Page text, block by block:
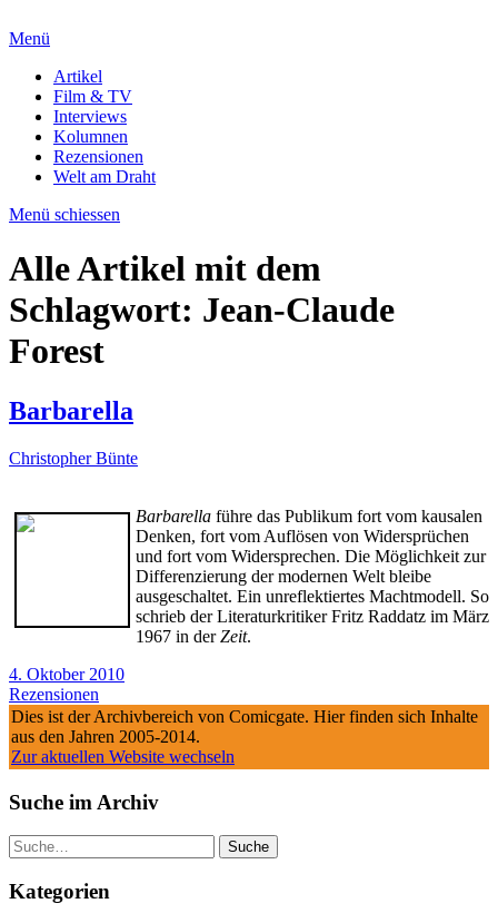
Menü
Artikel
Film & TV
Interviews
Kolumnen
Rezensionen
Welt am Draht
Menü schiessen
Alle Artikel mit dem
Schlagwort: Jean-Claude
Forest
Barbarella
Christopher Bünte
Barbarella führe das Publikum fort vom kausalen
Denken, fort vom Auflösen von Widersprüchen
und fort vom Widersprechen. Die Möglichkeit zur
Differenzierung der modernen Welt bleibe
ausgeschaltet. Ein unreflektiertes Machtmodell. So
schrieb der Literaturkritiker Fritz Raddatz im März
1967 in derZeit.
4. Oktober 2010
Rezensionen
Dies ist der Archivbereich von Comicgate. Hier finden sich Inhalte
aus den Jahren 2005-2014.
Zur aktuellen Website wechseln
Suche im Archiv
Suche
Kategorien